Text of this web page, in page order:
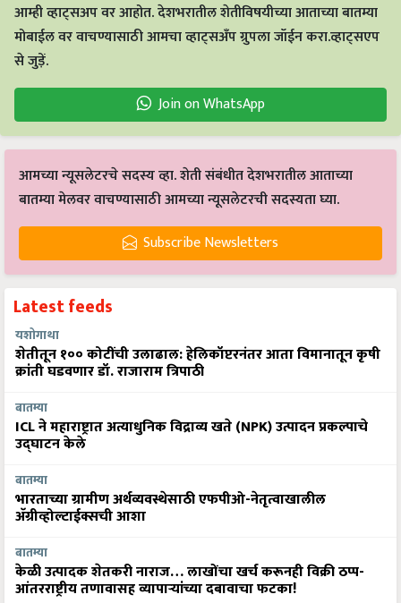
आम्ही व्हाट्सअप वर आहोत. देशभरातील शेतीविषयीच्या आताच्या बातम्या
मोबाईल वर वाचण्यासाठी आमचा व्हाट्सअँप ग्रुपला जॉईन करा.व्हाट्सएप
से जुड़ें.
Join on WhatsApp
आमच्या न्यूसलेटरचे सदस्य व्हा. शेती संबंधीत देशभरातील आताच्या
बातम्या मेलवर वाचण्यासाठी आमच्या न्यूसलेटरची सदस्यता घ्या.
Subscribe Newsletters
Latest feeds
यशोगाथा
शेतीतून १०० कोटींची उलाढाल: हेलिकॉप्टरनंतर आता विमानातून कृषी
क्रांती घडवणार डॉ. राजाराम त्रिपाठी
बातम्या
ICL ने महाराष्ट्रात अत्याधुनिक विद्राव्य खते (NPK) उत्पादन प्रकल्पाचे
उद्घाटन केले
बातम्या
भारताच्या ग्रामीण अर्थव्यवस्थेसाठी एफपीओ-नेतृत्वाखालील
अ‍ॅग्रीव्होल्टाईक्सची आशा
बातम्या
केळी उत्पादक शेतकरी नाराज… लाखोंचा खर्च करूनही विक्री ठप्प-
आंतरराष्ट्रीय तणावासह व्यापाऱ्यांच्या दबावाचा फटका!